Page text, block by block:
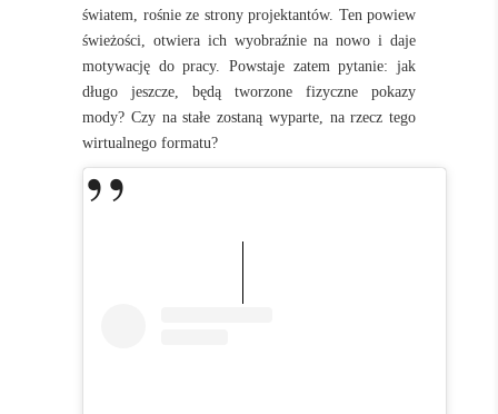
światem, rośnie ze strony projektantów. Ten powiew
świeżości, otwiera ich wyobraźnie na nowo i daje
motywację do pracy. Powstaje zatem pytanie: jak
długo jeszcze, będą tworzone fizyczne pokazy
mody? Czy na stałe zostaną wyparte, na rzecz tego
wirtualnego formatu?